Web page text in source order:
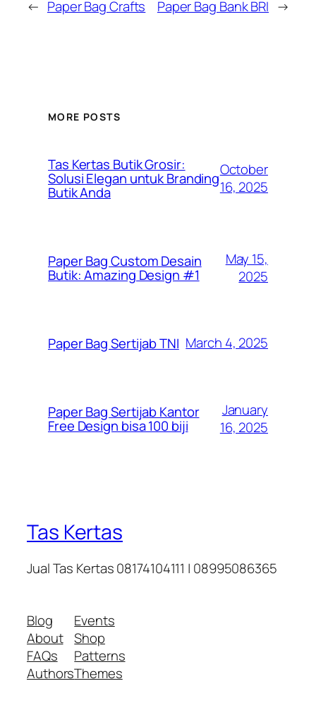
← Paper Bag Crafts Paper Bag Bank BRI →
MORE POSTS
Tas Kertas Butik Grosir:
Solusi Elegan untuk Branding
Butik Anda
October
16, 2025
Paper Bag Custom Desain
Butik: Amazing Design #1
May 15,
2025
Paper Bag Sertijab TNI March 4, 2025
Paper Bag Sertijab Kantor
Free Design bisa 100 biji
January
16, 2025
Tas Kertas
Jual Tas Kertas 08174104111 | 08995086365
Blog
About
FAQs
Authors
Events
Shop
Patterns
Themes